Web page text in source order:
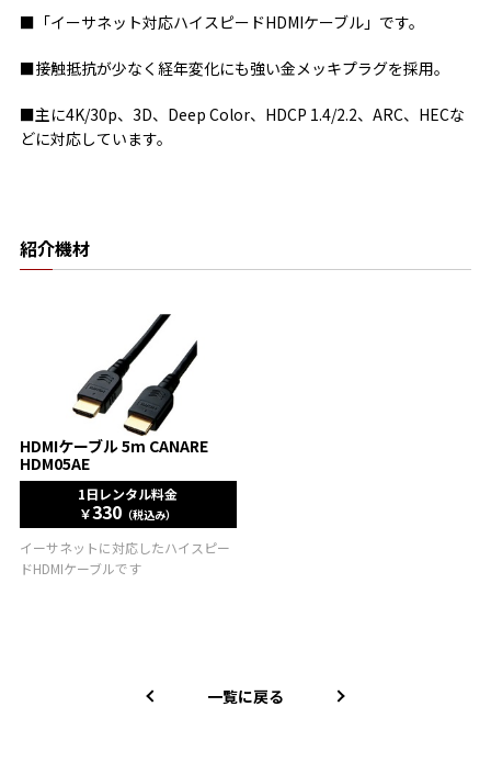
■「イーサネット対応ハイスピードHDMIケーブル」です。
■接触抵抗が少なく経年変化にも強い金メッキプラグを採用。
■主に4K/30p、3D、Deep Color、HDCP 1.4/2.2、ARC、HECな
どに対応しています。
紹介機材
HDMIケーブル 5m CANARE
HDM05AE
1日レンタル料金
￥330 （税込み）
イーサネットに対応したハイスピー
ドHDMIケーブルです
一覧に戻る